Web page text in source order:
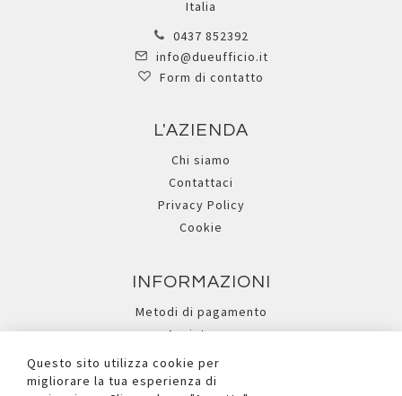
Italia
0437 852392
info@dueufficio.it
Form di contatto
L'AZIENDA
Chi siamo
Contattaci
Privacy Policy
Cookie
INFORMAZIONI
Metodi di pagamento
Assistenza
Ricerca avanzata
Questo sito utilizza cookie per
migliorare la tua esperienza di